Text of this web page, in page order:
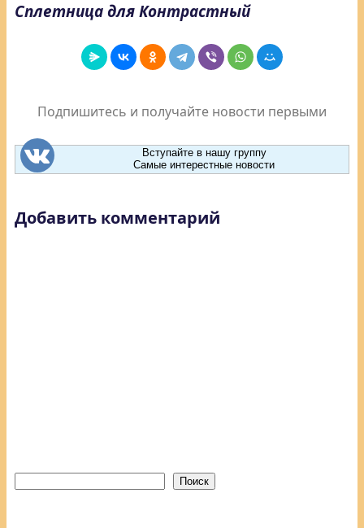
Сплетница для Контрастный
Подпишитесь и получайте новости первыми
Вступайте в нашу группу
Самые интерестные новости
Добавить комментарий
Поиск